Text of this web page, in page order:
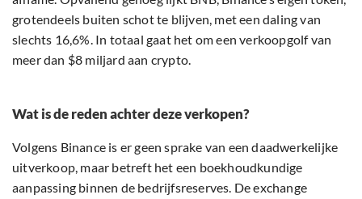
grotendeels buiten schot te blijven, met een daling van
slechts 16,6%. In totaal gaat het om een verkoopgolf van
meer dan $8 miljard aan crypto.
Wat is de reden achter deze verkopen?
Volgens Binance is er geen sprake van een daadwerkelijke
uitverkoop, maar betreft het een boekhoudkundige
aanpassing binnen de bedrijfsreserves. De exchange